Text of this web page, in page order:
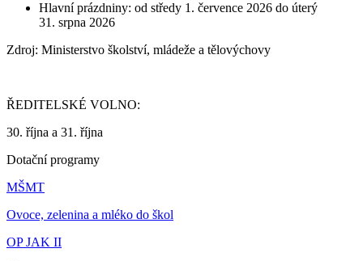
Hlavní prázdniny: od středy 1. července 2026 do úterý
31. srpna 2026
Zdroj: Ministerstvo školství, mládeže a tělovýchovy
ŘEDITELSKÉ VOLNO:
30. října a 31. října
Dotační programy
MŠMT
Ovoce, zelenina a mléko do škol
OP JAK II